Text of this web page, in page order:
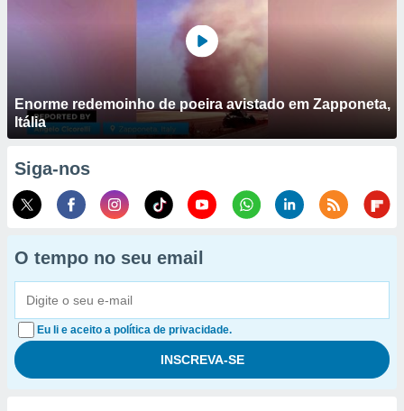
Enorme redemoinho de poeira avistado em Zapponeta,
Itália
Siga-nos
O tempo no seu email
Eu li e aceito a política de privacidade.